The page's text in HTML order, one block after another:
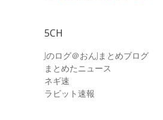
5CH
Jのログ＠おんJまとめブログ
まとめたニュース
ネギ速
ラビット速報